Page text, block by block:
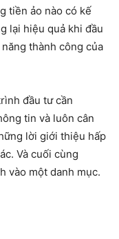
tiền ảo nào có kế
lại hiệu quả khi đầu
thành công của
đầu tư cần
tin và luôn cân
lời giới thiệu hấp
Và cuối cùng
vào một danh mục.